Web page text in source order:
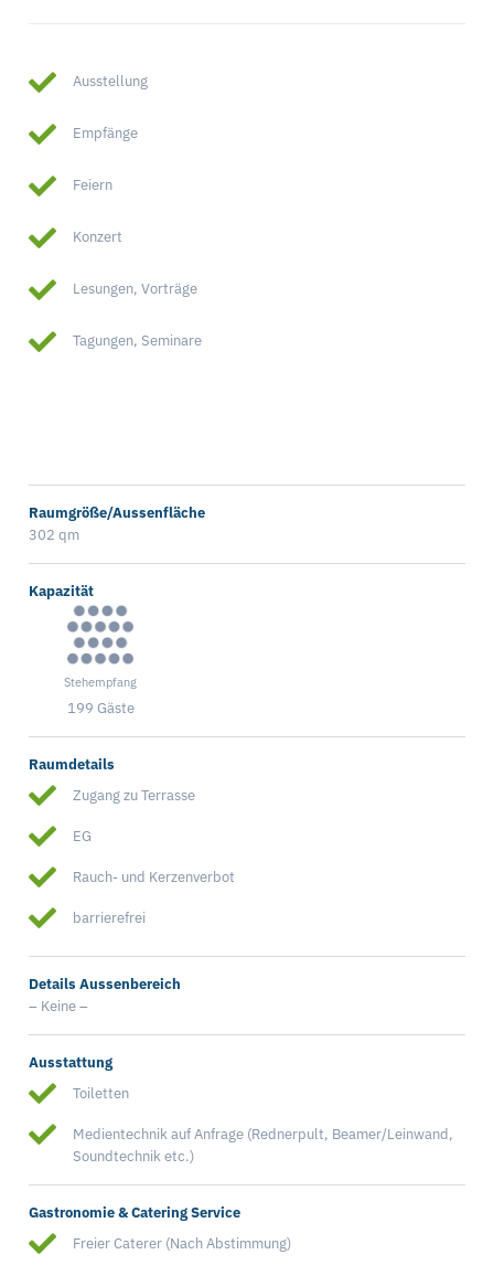
Ausstellung
Empfänge
Feiern
Konzert
Lesungen, Vorträge
Tagungen, Seminare
Raumgröße/Aussenfläche
302 qm
Kapazität
Stehempfang
199 Gäste
Raumdetails
Zugang zu Terrasse
EG
Rauch- und Kerzenverbot
barrierefrei
Details Aussenbereich
– Keine –
Ausstattung
Toiletten
Medientechnik auf Anfrage (Rednerpult, Beamer/Leinwand,
Soundtechnik etc.)
Gastronomie & Catering Service
Freier Caterer (Nach Abstimmung)